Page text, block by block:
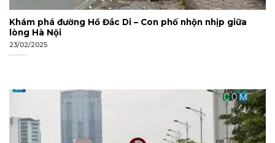
Khám phá đường Hồ Đắc Di – Con phố nhộn nhịp giữa
lòng Hà Nội
23/02/2025